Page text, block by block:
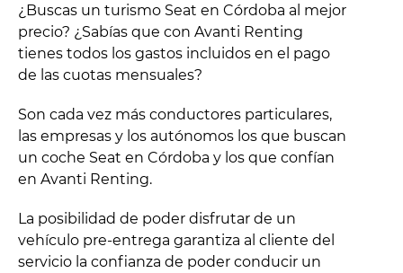
¿Buscas un turismo Seat en Córdoba al mejor
precio? ¿Sabías que con Avanti Renting
tienes todos los gastos incluidos en el pago
de las cuotas mensuales?
Son cada vez más conductores particulares,
las empresas y los autónomos los que buscan
un coche Seat en Córdoba y los que confían
en Avanti Renting.
La posibilidad de poder disfrutar de un
vehículo pre-entrega garantiza al cliente del
servicio la confianza de poder conducir un